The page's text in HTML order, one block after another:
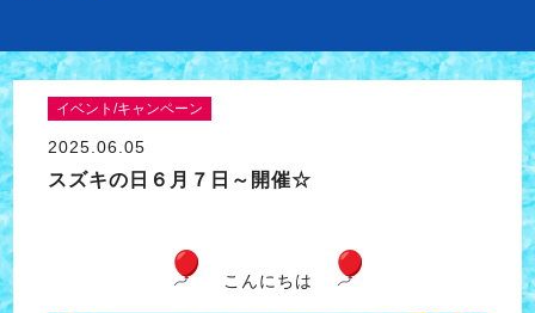
イベント/キャンペーン
2025.06.05
スズキの日６月７日～開催☆
こんにちは